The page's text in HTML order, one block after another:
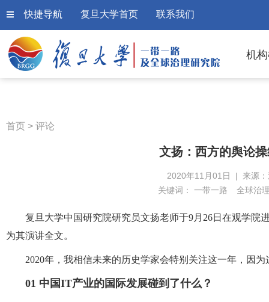
快捷导航 复旦大学首页 联系我们
机
首页 > 评论
文扬：西方的舆论
2020年11月01日 | 来源
关键词： 一带一路 全球治
复旦大学中国研究院研究员文扬老师于9月26日在观学院
为其演讲全文。
2020年，我相信未来的历史学家会特别关注这一年，因
01 中国IT产业的国际发展碰到了什么？